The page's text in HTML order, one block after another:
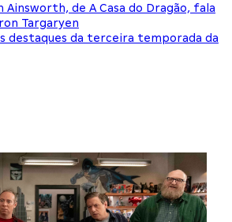
de A Casa do Dragão, fala
Targaryen
destaques da terceira temporada da